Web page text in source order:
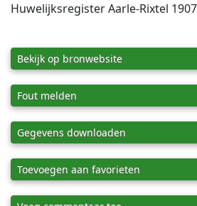
Huwelijksregister Aarle-Rixtel
Bekijk op bronwebsite
Fout melden
Gegevens downloaden
Toevoegen aan favorieten